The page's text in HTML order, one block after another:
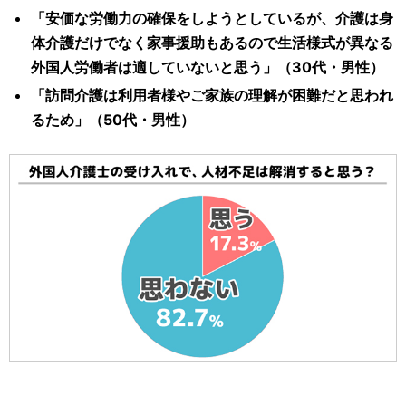
「安価な労働力の確保をしようとしているが、介護は身
体介護だけでなく家事援助もあるので生活様式が異なる
外国人労働者は適していないと思う」（30代・男性）
「訪問介護は利用者様やご家族の理解が困難だと思われ
るため」（50代・男性）